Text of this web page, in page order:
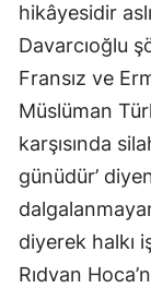
hikâyesidir
Davarcıoğlu
Fransız ve
Müslüman
karşısında
günüdür’
diyerek halkı
Rıdvan